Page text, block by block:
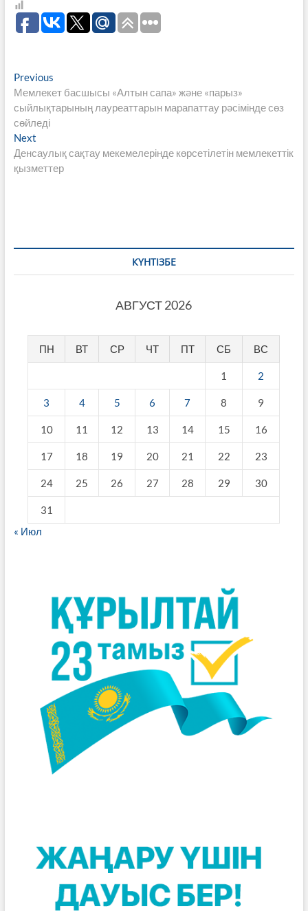
Навигация
по
записям
PreviousPrevious
post:
Мемлекет басшысы «Алтын сапа» және «парыз»
сыйлықтарының лауреаттарын марапаттау рәсімінде сөз
сөйледі
NextNext
post:
Денсаулық сақтау мекемелерінде көрсетілетін мемлекеттік
қызметтер
КҮНТІЗБЕ
АВГУСТ 2026
ПН ВТ СР ЧТ ПТ СБ ВС
1 2
3 4 5 6 7 8 9
10 11 12 13 14 15 16
17 18 19 20 21 22 23
24 25 26 27 28 29 30
31
« Июл